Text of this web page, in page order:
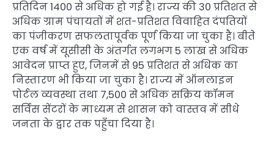
प्रतिदिन 1400 से अधिक हो गई है। राज्य की 30 प्रतिशत से
अधिक ग्राम पंचायतों में शत-प्रतिशत विवाहित दंपतियों
का पंजीकरण सफलतापूर्वक पूर्ण किया जा चुका है। बीते
एक वर्ष में यूसीसी के अंतर्गत लगभग 5 लाख से अधिक
आवेदन प्राप्त हुए, जिनमें से 95 प्रतिशत से अधिक का
निस्तारण भी किया जा चुका है। राज्य में ऑनलाइन
पोर्टल व्यवस्था तथा 7,500 से अधिक सक्रिय कॉमन
सर्विस सेंटरों के माध्यम से शासन को वास्तव में सीधे
जनता के द्वार तक पहुँचा दिया है।